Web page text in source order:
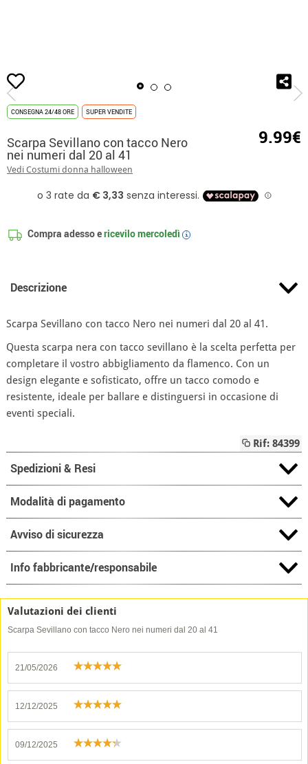
Inizio Scarpa Sevillano con tacco Nero nei numeri dal
CONSEGNA 24/48 ORE SUPER VENDITE
Scarpa Sevillano con tacco Nero
nei numeri dal 20 al 41
Vedi Costumi donna halloween
9.99€
Compra adesso ericevilomercoledì i
Descrizione
Scarpa Sevillano con tacco Nero nei numeri dal 20 al 41.
Questa scarpa nera con tacco sevillano è la scelta perfetta per
completare il vostro abbigliamento da flamenco. Con un
design elegante e sofisticato, offre un tacco comodo e
resistente, ideale per ballare e distinguersi in occasione di
eventi speciali.
Rif: 84399
Spedizioni & Resi
Modalità di pagamento
Avviso di sicurezza
Info fabbricante/responsabile
Valutazioni dei clienti
Scarpa Sevillano con tacco Nero nei numeri dal 20 al 41
21/05/2026
12/12/2025
09/12/2025